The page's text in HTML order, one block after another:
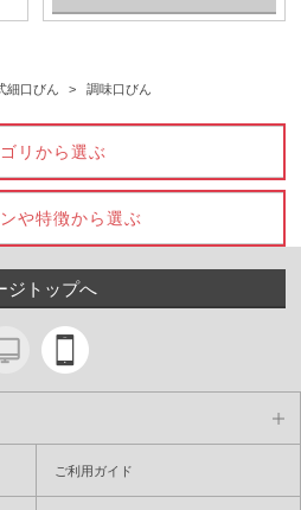
細口びん > 調味口びん
リから選ぶ
や特徴から選ぶ
ジトップへ
ご利用ガイド